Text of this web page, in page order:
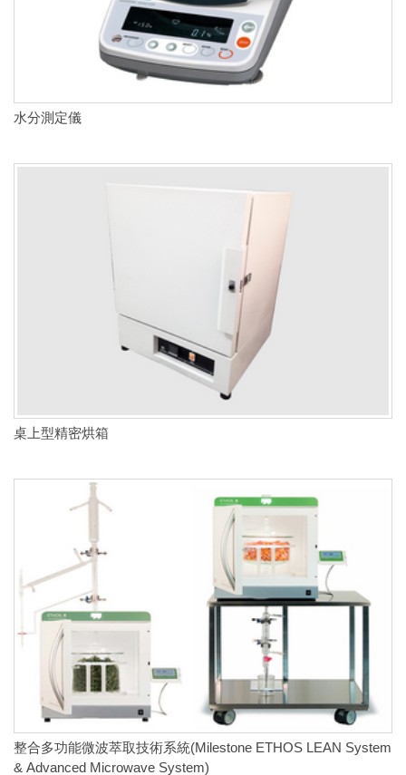
水分測定儀
桌上型精密烘箱
整合多功能微波萃取技術系統(Milestone ETHOS LEAN System
& Advanced Microwave System)